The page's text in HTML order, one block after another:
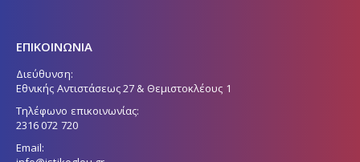
Εθνικής Αντιστάσεως 27 & Θεμιστοκλέους 1
Τηλέφωνο επικοινωνίας:
2316 072 720
Email:
info@istikoglou.gr